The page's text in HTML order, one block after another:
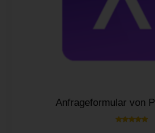
Anfrageformular von